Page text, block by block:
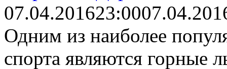
07.04.201623:00
Одним из наиболее
спорта являются